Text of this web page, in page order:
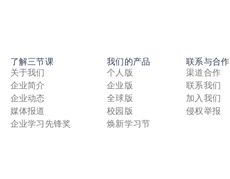
了解三节课
关于我们
企业简介
企业动态
媒体报道
企业学习先锋奖
我们的产品
个人版
企业版
全球版
校园版
焕新学习节
联系与合作
渠道合作
联系我们
加入我们
侵权举报